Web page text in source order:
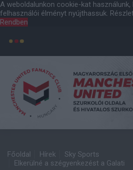
A weboldalunkon cookie-kat használunk,
felhasználói élményt nyújthassuk.
Rendben
Főoldal Hírek
Sky Sports
Elkerülné a szégyenkezést a Galati